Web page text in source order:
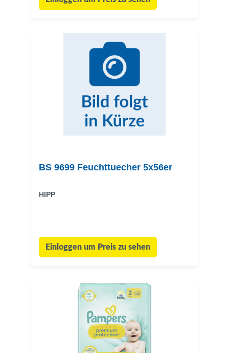
BS 9699 Feuchttuecher 5x56er
HIPP
Einloggen um Preis zu sehen